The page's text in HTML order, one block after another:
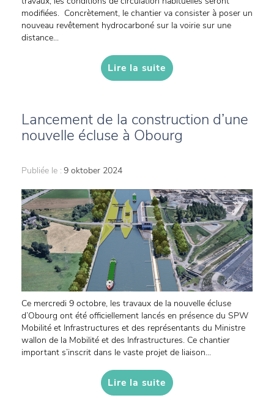
modifiées. Concrètement, le chantier va consister à poser un
nouveau revêtement hydrocarboné sur la voirie sur une
distance...
Lire la suite
Lancement de la construction d’une
nouvelle écluse à Obourg
Publiée le : 9 oktober 2024
Ce mercredi 9 octobre, les travaux de la nouvelle écluse
d’Obourg ont été officiellement lancés en présence du SPW
Mobilité et Infrastructures et des représentants du Ministre
wallon de la Mobilité et des Infrastructures. Ce chantier
important s’inscrit dans le vaste projet de liaison...
Lire la suite